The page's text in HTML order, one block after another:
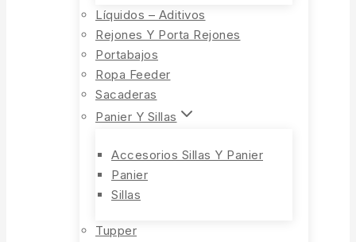
Líquidos – Aditivos
Rejones Y Porta Rejones
Portabajos
Ropa Feeder
Sacaderas
Panier Y Sillas
Accesorios Sillas Y Panier
Panier
Sillas
Tupper